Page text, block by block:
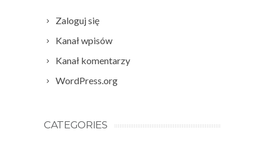
Zaloguj się
Kanał wpisów
Kanał komentarzy
WordPress.org
CATEGORIES